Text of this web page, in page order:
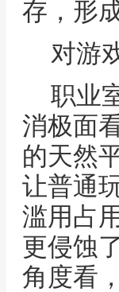
存，形
对游
职业
消极面
的天然
让普通
滥用占
更侵蚀
角度看